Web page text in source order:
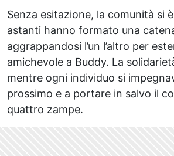
Senza esitazione, la comunità si è
astanti hanno formato una
aggrappandosi l’un l’altro per
amichevole a Buddy. La
mentre ogni individuo si
prossimo e a portare in salvo il
quattro zampe.